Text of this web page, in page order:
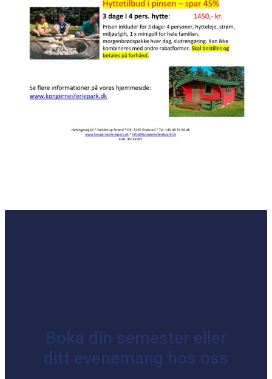
Boka din semester eller
ditt evenemang hos oss